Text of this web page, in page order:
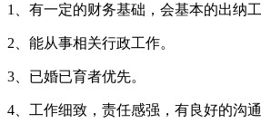
1、有一定的财务基础，会基本的出纳
2、能从事相关行政工作。
3、已婚已育者优先。
4、工作细致，责任感强，有良好的沟